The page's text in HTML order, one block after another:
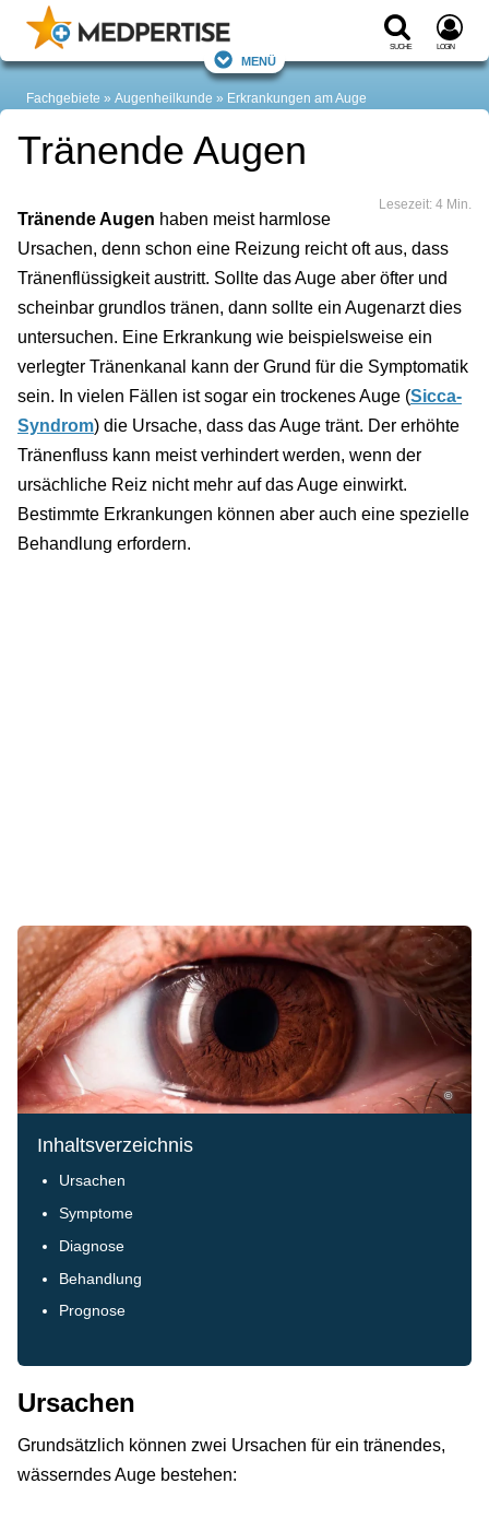
Suche Login
Menü
Fachgebiete Augenheilkunde Erkrankungen am Auge
Tränende Augen
Lesezeit: 4 Min.
Tränende Augen haben meist harmlose
Ursachen, denn schon eine Reizung reicht oft aus, dass
Tränenflüssigkeit austritt. Sollte das Auge aber öfter und
scheinbar grundlos tränen, dann sollte ein Augenarzt dies
untersuchen. Eine Erkrankung wie beispielsweise ein
verlegter Tränenkanal kann der Grund für die Symptomatik
sein. In vielen Fällen ist sogar ein trockenes Auge (Sicca-
Syndrom) die Ursache, dass das Auge tränt. Der erhöhte
Tränenfluss kann meist verhindert werden, wenn der
ursächliche Reiz nicht mehr auf das Auge einwirkt.
Bestimmte Erkrankungen können aber auch eine spezielle
Behandlung erfordern.
©
Inhaltsverzeichnis
Ursachen
Symptome
Diagnose
Behandlung
Prognose
Ursachen
Grundsätzlich können zwei Ursachen für ein tränendes,
wässerndes Auge bestehen: